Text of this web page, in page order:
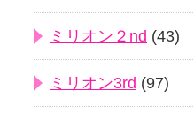
ミリオン２nd (43)
ミリオン3rd (97)